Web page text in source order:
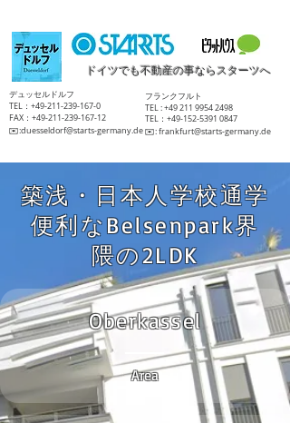
ドイツでも不動産の事ならスターツへ
​デュッセルドルフ
TEL：+49-211-239-167-0
FAX：+49-211-239-167-12
​✉️:duesseldorf@starts-germany.de
​フランクフルト
TEL :+49 211 9954 2498
TEL：+49-152-5391 0847
​✉️:frankfurt@starts-germany.de
築浅・日本人学校通学
便利なBelsenpark界
隈の2LDK
Oberkassel
Area